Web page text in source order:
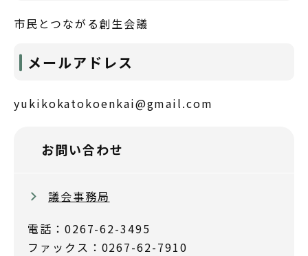
市民とつながる創生会議
メールアドレス
yukikokatokoenkai@gmail.com
お問い合わせ
議会事務局
電話：0267-62-3495
ファックス：0267-62-7910